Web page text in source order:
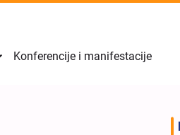
Konferencije i manifestacije